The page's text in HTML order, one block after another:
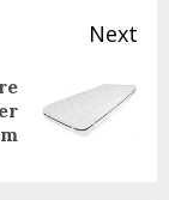
Next